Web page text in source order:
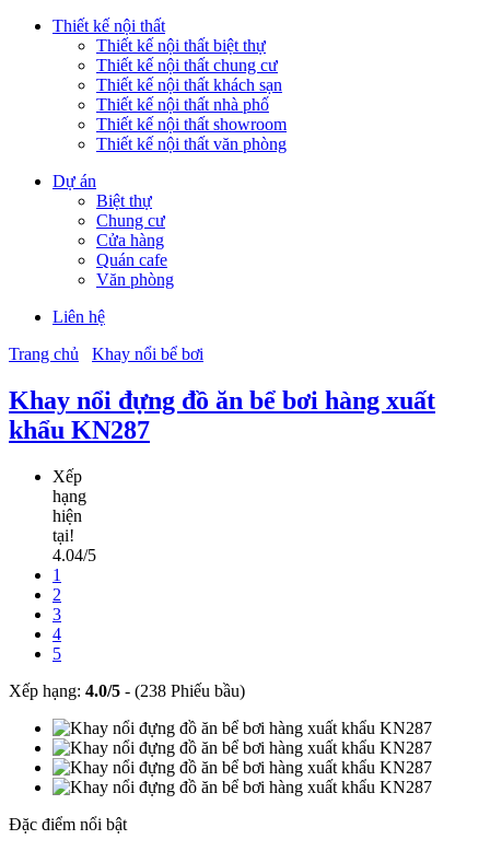
Thiết kế nội thất
Thiết kế nội thất biệt thự
Thiết kế nội thất chung cư
Thiết kế nội thất khách sạn
Thiết kế nội thất nhà phố
Thiết kế nội thất showroom
Thiết kế nội thất văn phòng
Dự án
Biệt thự
Chung cư
Cửa hàng
Quán cafe
Văn phòng
Liên hệ
Trang chủ
Khay nổi bể bơi
Khay nổi đựng đồ ăn bể bơi hàng xuất
khẩu KN287
Xếp
hạng
hiện
tại!
4.04/5
1
2
3
4
5
Xếp hạng: 4.0/5 - (238 Phiếu bầu)
Đặc điểm nổi bật